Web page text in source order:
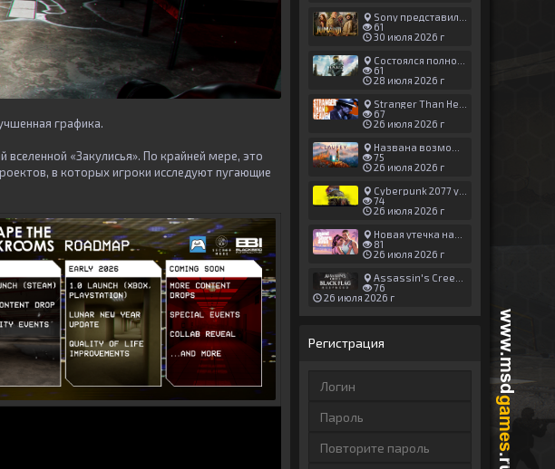
графика.
«Закулисья». По крайней мере, это
в которых игроки исследуют пугающие
Sony представила трейлер новой части «Джуманджи»
61
30 июля 2026 г
Состоялся полноценный релиз Halo: Campaign Evolved
61
28 июля 2026 г
Stranger Than Heaven получила новый трейлер с акцентом на жестокие драки
67
26 июля 2026 г
Названа возможная дата выхода God of War: Laufey — 16 февраля 2027 года
75
26 июля 2026 г
Cyberpunk 2077 установила новый рекорд: 1,5 млрд загрузок модов, в топе — контент 18+
74
26 июля 2026 г
Новая утечка намекает на выход третьего трейлера GTA 6 уже 7 августа
81
26 июля 2026 г
Assassin's Creed Black Flag Resynced может позаимствовать систему испытаний у Mirage
76
26 июля 2026 г
Регистрация